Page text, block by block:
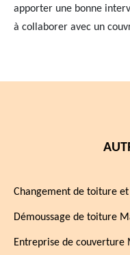
apporter une bonne
à collaborer avec un
Changement de toiture
Démoussage de toiture
Entreprise de couverture